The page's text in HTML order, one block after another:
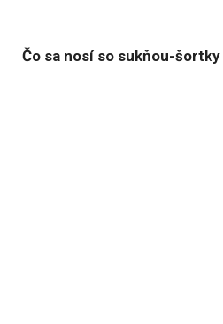
Čo sa nosí so sukňou-šortky